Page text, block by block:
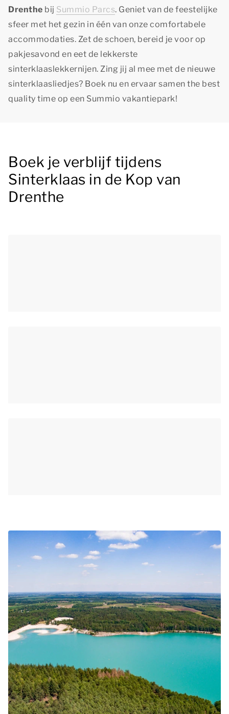
Drenthe bij Summio Parcs. Geniet van de feestelijke
sfeer met het gezin in één van onze comfortabele
accommodaties. Zet de schoen, bereid je voor op
pakjesavond en eet de lekkerste
sinterklaaslekkernijen. Zing jij al mee met de nieuwe
sinterklaasliedjes? Boek nu en ervaar samen the best
quality time op een Summio vakantiepark!
Boek je verblijf tijdens
Sinterklaas in de Kop van
Drenthe